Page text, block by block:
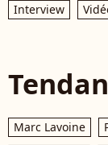
Interview
Marc Lavoine